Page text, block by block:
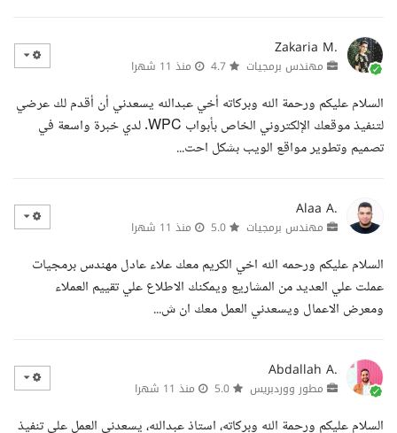
Zakaria M.
مهندس برمجيات منذ 11 شهرا
السلام عليكم ورحمة الله وبركاته أخي عبدالله يسعدني أن أقدم لك عرضي
لتنفيذ موقعك الإلكتروني الخاص بأبواب WPC. لدي خبرة واسعة في
تصميم وتطوير مواقع الويب بشكل احت...
Alaa A.
مهندس برمجيات منذ 11 شهرا
السلام عليكم ورحمه الله اخي الكريم معك علاء عادل مهندس برمجيات
عملت علي العديد من المشاريع ويمكنك الاطلاع علي تقييم العملاء
ومعرض الاعمال ويسعدني العمل معك ان ش...
Abdallah A.
مطور ووردبريس منذ 11 شهرا
السلام عليكم ورحمة الله وبركاته، استاذ عبدالله، يسعدني العمل على تنفيذ